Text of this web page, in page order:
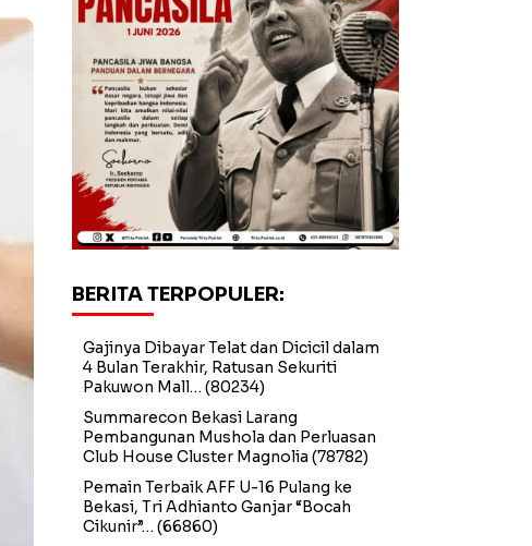
BERITA TERPOPULER:
Gajinya Dibayar Telat dan Dicicil dalam
4 Bulan Terakhir, Ratusan Sekuriti
Pakuwon Mall… (80234)
Summarecon Bekasi Larang
Pembangunan Mushola dan Perluasan
Club House Cluster Magnolia (78782)
Pemain Terbaik AFF U-16 Pulang ke
Bekasi, Tri Adhianto Ganjar “Bocah
Cikunir”… (66860)